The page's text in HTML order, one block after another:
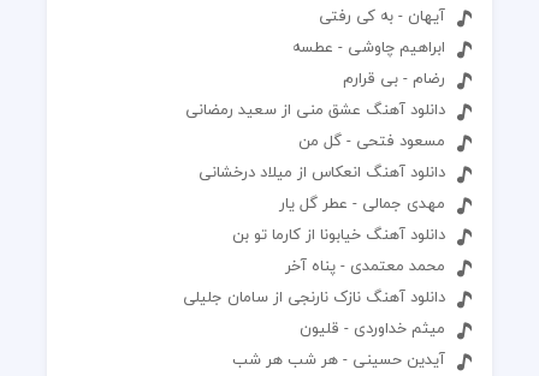
آیهان - به کی رفتی
ابراهیم چاوشی - عطسه
رضام - بی قرارم
دانلود آهنگ عشق منی از سعید رمضانی
مسعود فتحی - گل من
دانلود آهنگ انعکاس از میلاد درخشانی
مهدی جمالی - عطر گل یار
دانلود آهنگ خیابونا از کارما تو بن
محمد معتمدی - پناه آخر
دانلود آهنگ نازک نارنجی از سامان جلیلی
میثم خداوردی - قلیون
آیدین حسینی - هر شب هر شب